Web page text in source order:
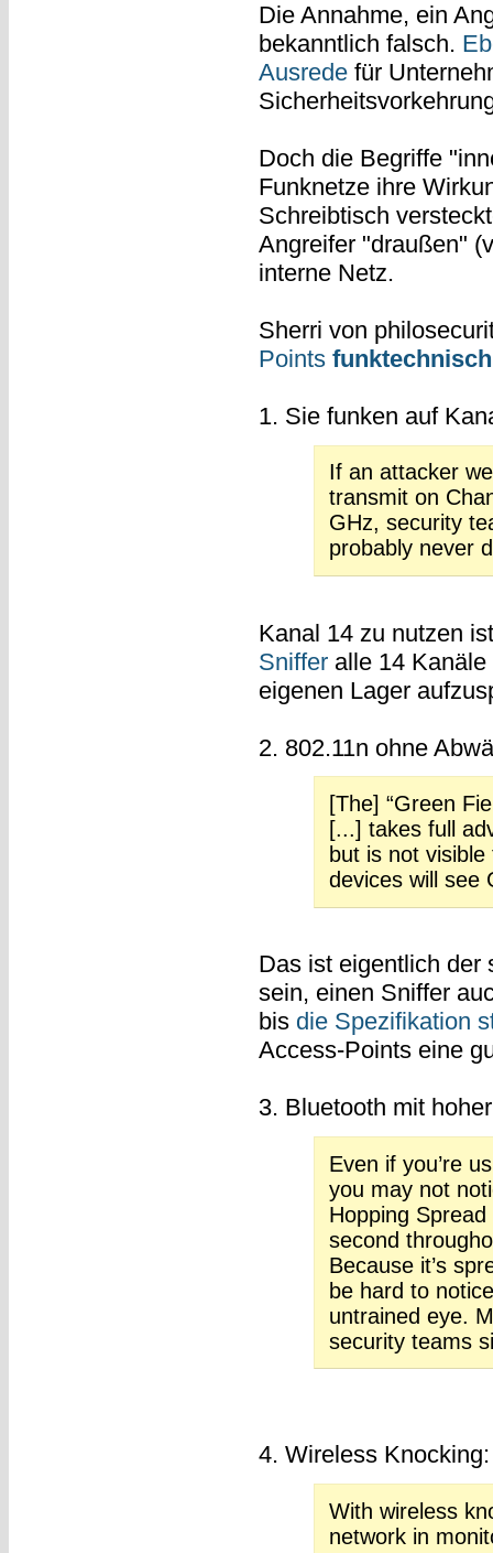
Die Annahme, ein
bekanntlich falsch.
Ausredefür
Doch die Begriffe
Funknetze ihre
Schreibtisch
Angreifer "draußen"
interne Netz.
Sherri von
Points funktechnisch
1. Sie funken auf
If an attacker
transmit on
GHz, security
probably never
Kanal 14 zu nutzen
Snifferalle 14 Kanäle
eigenen Lager
2. 802.11n ohne
[The] “Green
[...] takes full
but is not
devices will see
Das ist eigentlich der
sein, einen Sniffer
bis die Spezifikation
Access-Points eine
3. Bluetooth mit
Even if you’re
you may not
Hopping
second
Because it’s
be hard to
untrained eye.
security teams
4. Wireless Knocking:
With wireless
network in